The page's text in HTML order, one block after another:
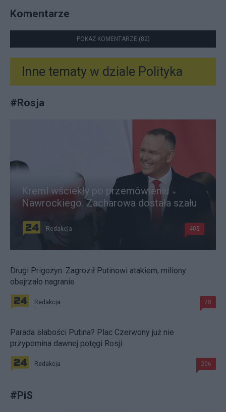
Komentarze
POKAŻ KOMENTARZE (82)
Inne tematy w dziale Polityka
#Rosja
Kreml wściekły po przemówieniu
Nawrockiego. Zacharowa dostała szału
Redakcja 405
Drugi Prigożyn. Zagroził Putinowi atakiem, miliony
obejrzało nagranie
Redakcja 78
Parada słabości Putina? Plac Czerwony już nie
przypomina dawnej potęgi Rosji
Redakcja 206
#PiS